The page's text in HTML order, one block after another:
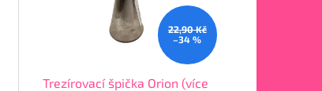
22,90 Kč
–34 %
Trezírovací špička Orion (více